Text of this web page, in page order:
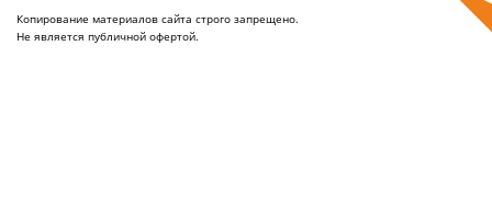
Копирование материалов сайта строго запрещено.
Не является публичной офертой.